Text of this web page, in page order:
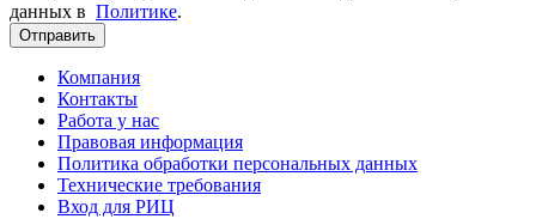
данных в Политике.
Отправить
Компания
Контакты
Работа у нас
Правовая информация
Политика обработки персональных данных
Технические требования
Вход для РИЦ